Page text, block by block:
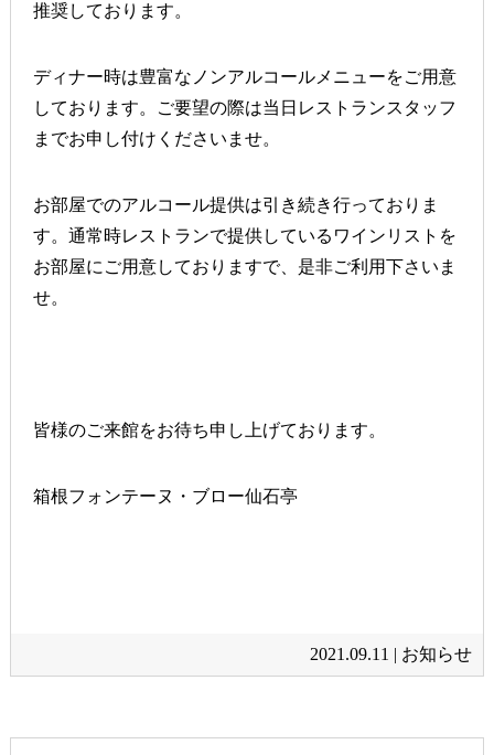
推奨しております。
ディナー時は豊富なノンアルコールメニューをご用意
しております。ご要望の際は当日レストランスタッフ
までお申し付けくださいませ。
お部屋でのアルコール提供は引き続き行っておりま
す。通常時レストランで提供しているワインリストを
お部屋にご用意しておりますで、是非ご利用下さいま
せ。
皆様のご来館をお待ち申し上げております。
箱根フォンテーヌ・ブロー仙石亭
2021.09.11 | お知らせ